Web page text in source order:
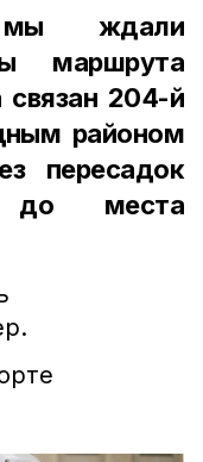
мы ждали
маршрута
204-й
районом
пересадок
до места